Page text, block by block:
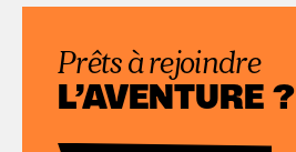
Prêts à rejoindre
L’AVENTURE ?